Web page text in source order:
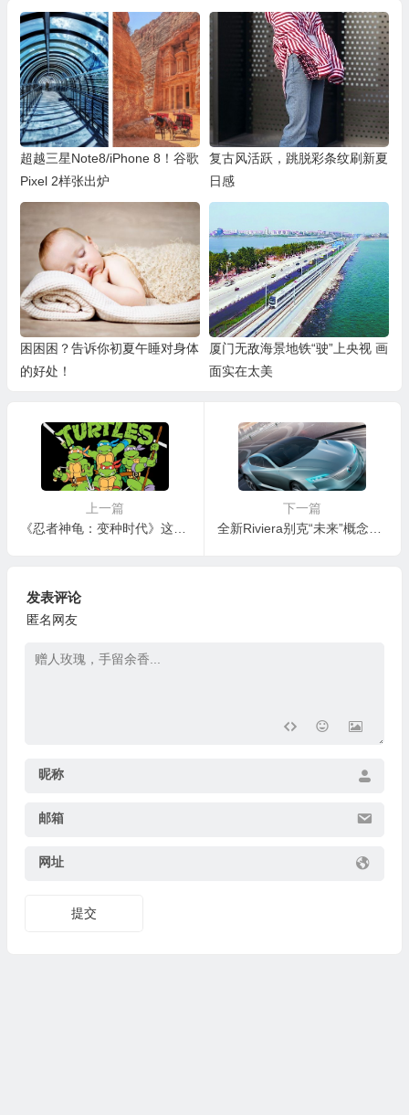
超越三星Note8/iPhone 8！谷歌
Pixel 2样张出炉
复古风活跃，跳脱彩条纹刷新夏
日感
困困困？告诉你初夏午睡对身体
的好处！
厦门无敌海景地铁“驶”上央视 画
面实在太美
上一篇
《忍者神龟：变种时代》这是一个系列的延续 也是一代人的延续
下一篇
发表评论
匿名网友
昵称
邮箱
网址
提交